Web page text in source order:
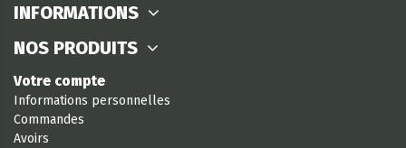
INFORMATIONS
NOS PRODUITS
Votre compte
Informations personnelles
Commandes
Avoirs